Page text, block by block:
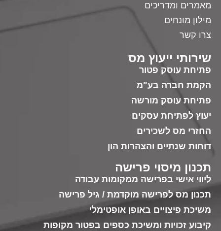
מאמרים ומדריכים
מילון מונחים
צרו קשר
שירותי ייעוץ מס
פתיחת עוסק פטור
הקמת חברה בע"מ
פתיחת עוסק מורשה
יעוץ לפתיחת עסקים
החזרי מס לשכירים
דוחות שנתיים והצהרות הון
תכנון מיסוי פרישה
ליווי אישי בפרישה ממקומות עבודה
תכנון מס לפרישה מוקדמת / גיל פרישה
משיכת פיצויים באופן אופטימלי
קיבוע זכויות ומשיכת כספים בפטור מקופות